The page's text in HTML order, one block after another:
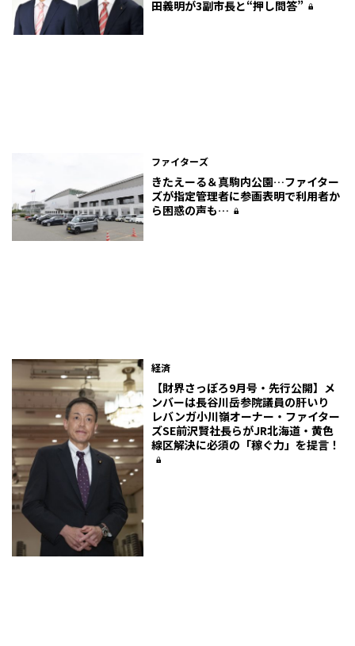
田義明が3副市長と“押し問答”
ファイターズ
きたえーる＆真駒内公園…ファイター
ズが指定管理者に参画表明で利用者か
ら困惑の声も…
経済
【財界さっぽろ9月号・先行公開】メ
ンバーは長谷川岳参院議員の肝いり
レバンガ小川嶺オーナー・ファイター
ズSE前沢賢社長らがJR北海道・黄色
線区解決に必須の「稼ぐ力」を提言！